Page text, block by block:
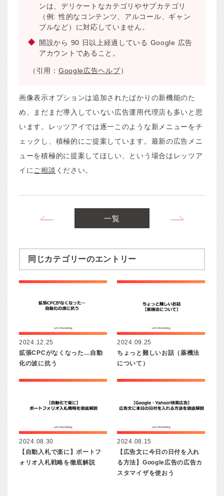
ンは、デリケートなカテゴリやサブカテゴリ
（例: 性的なコンテンツ、アルコール、ギャン
ブルなど）に対応していません。
開設から 90 日以上経過している Google 広告
アカウントであること。
（引用： Google広告ヘルプ）
画像表示オプションは追加されたばかりの新機能のた
め、まだまだ導入していない広告運用代理店も多いと思
います。レッツアイでは逐一このような新メニューをチ
ェックし、積極的にご提案しています。最新の広告メニ
ューを積極的に提案してほしい、という場合はレッツア
イに ご相談 ください。
Google広告の認定資格
一覧
同じカテゴリーのエントリー
2024.12.25
拡張CPCがなくなった…自動
化の波に抗う
2024.09.25
ちょっと難しいお話（薬機法
について）
2024.08.30
【自動入札で楽に】ポートフ
ォリオ入札戦略を徹底解説
2024.08.15
【広告文に今日の日付を入れ
る方法】Google広告の広告カ
スタマイザを使おう